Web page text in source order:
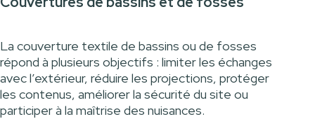
La couverture textile de bassins ou de fosses
répond à plusieurs objectifs : limiter les échanges
avec l’extérieur, réduire les projections, protéger
les contenus, améliorer la sécurité du site ou
participer à la maîtrise des nuisances.